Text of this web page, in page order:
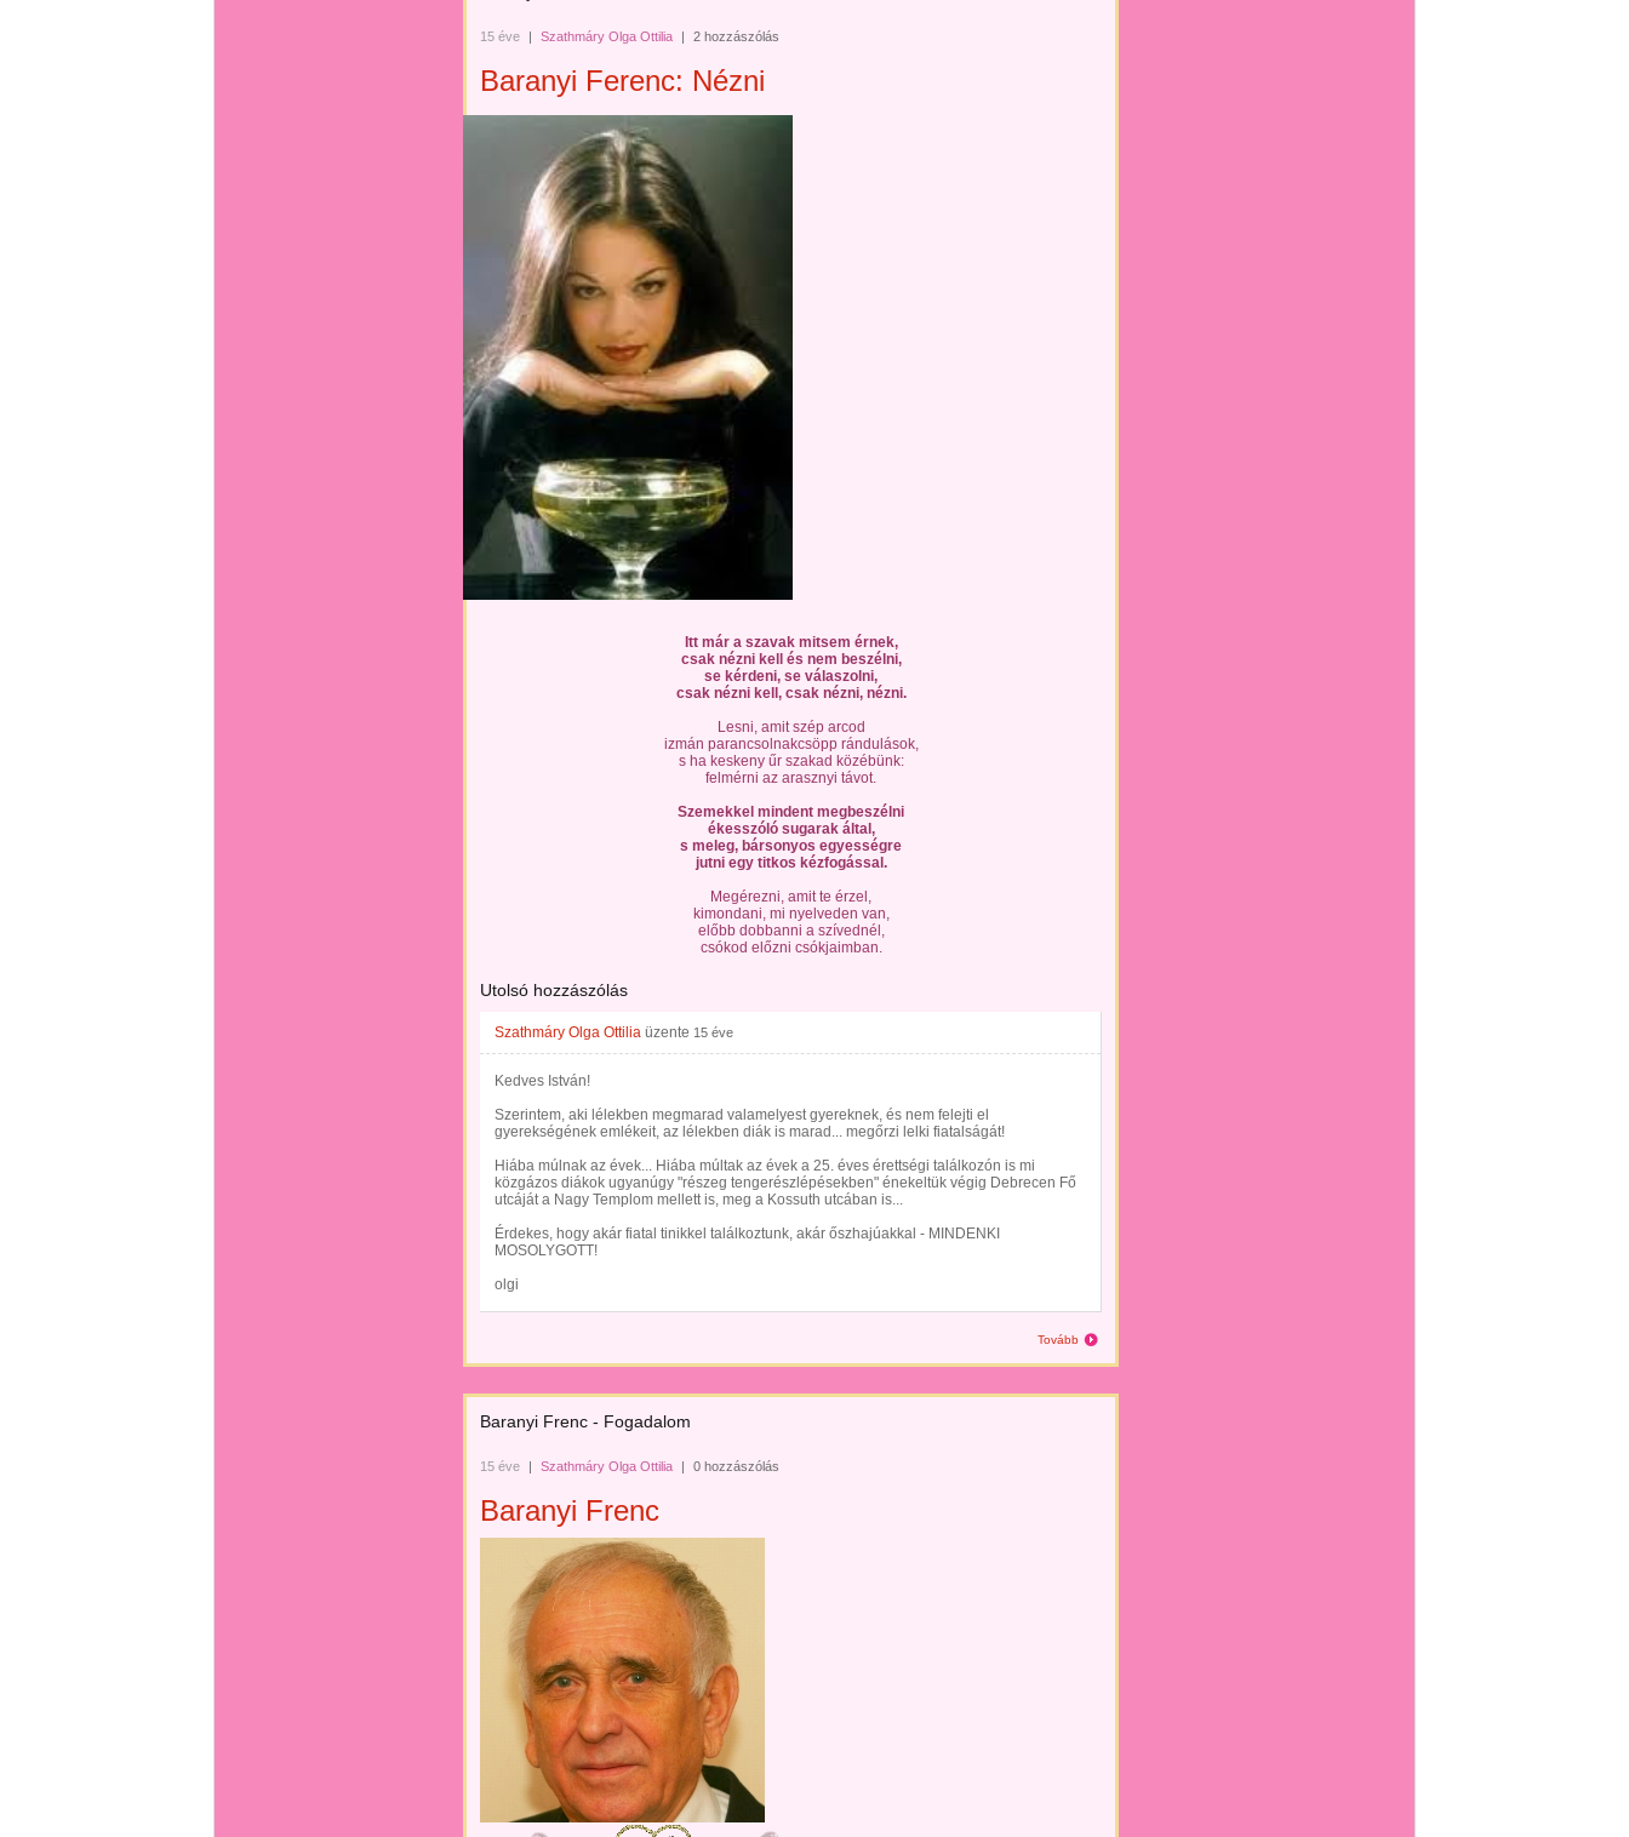
15 éve | Szathmáry Olga Ottilia | 2 hozzászólás
Baranyi Ferenc: Nézni
Itt már a szavak mitsem érnek,
csak nézni kell és nem beszélni,
se kérdeni, se válaszolni,
csak nézni kell, csak nézni, nézni.
Lesni, amit szép arcod
izmán parancsolnakcsöpp rándulások,
s ha keskeny űr szakad közébünk:
felmérni az arasznyi távot.
Szemekkel mindent megbeszélni
ékesszóló sugarak által,
s meleg, bársonyos egyességre
jutni egy titkos kézfogással.
Megérezni, amit te érzel,
kimondani, mi nyelveden van,
előbb dobbanni a szívednél,
csókod előzni csókjaimban.
Utolsó hozzászólás
Szathmáry Olga Ottilia üzente 15 éve
Kedves István!
Szerintem, aki lélekben megmarad valamelyest gyereknek, és nem felejti el
gyerekségének emlékeit, az lélekben diák is marad... megőrzi lelki fiatalságát!
Hiába múlnak az évek... Hiába múltak az évek a 25. éves érettségi találkozón is mi
közgázos diákok ugyanúgy "részeg tengerészlépésekben" énekeltük végig Debrecen Fő
utcáját a Nagy Templom mellett is, meg a Kossuth utcában is...
Érdekes, hogy akár fiatal tinikkel találkoztunk, akár őszhajúakkal - MINDENKI
MOSOLYGOTT!
olgi
Tovább
Baranyi Frenc - Fogadalom
15 éve | Szathmáry Olga Ottilia | 0 hozzászólás
Baranyi Frenc